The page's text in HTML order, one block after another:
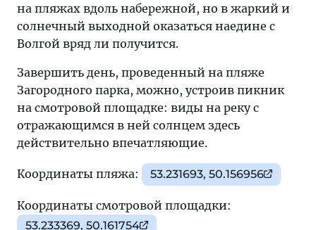
на пляжах вдоль набережной, но в жаркий и
солнечный выходной оказаться наедине с
Волгой вряд ли получится.
Завершить день, проведенный на пляже
Загородного парка, можно, устроив пикник
на смотровой площадке: виды на реку с
отражающимся в ней солнцем здесь
действительно впечатляющие.
Координаты пляжа: 53.231693, 50.156956
Координаты смотровой площадки:
53.233369, 50.161754